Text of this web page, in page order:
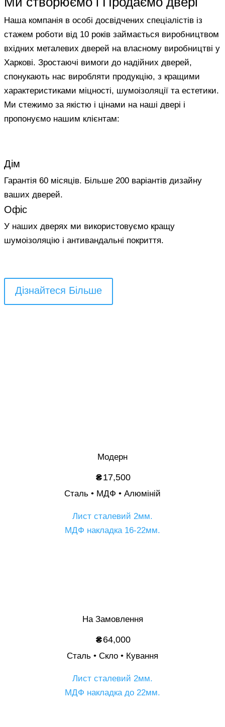
Наша компанія в особі досвідчених спеціалістів із
стажем роботи від 10 років займається виробництвом
вхідних металевих дверей на власному виробництві у
Харкові. Зростаючі вимоги до надійних дверей,
спонукають нас виробляти продукцію, з кращими
характеристиками міцності, шумоізоляції та естетики.
Ми стежимо за якістю і цінами на наші двері і
пропонуємо нашим клієнтам:
Дім
Гарантія 60 місяців. Більше 200 варіантів дизайну
ваших дверей.
Офіс
У наших дверях ми використовуємо кращу
шумоізоляцію і антивандальні покриття.
Дізнайтеся Більше
Модерн
₴17,500
Сталь • МДФ • Алюміній
Лист сталевий 2мм.
МДФ накладка 16-22мм.
На Замовлення
₴64,000
Сталь • Скло • Кування
Лист сталевий 2мм.
МДФ накладка до 22мм.